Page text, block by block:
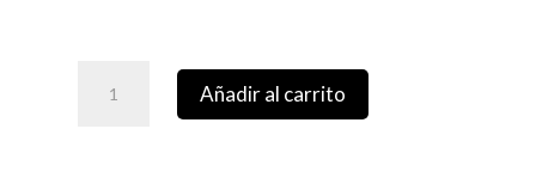
$384.00
Añadir al carrito